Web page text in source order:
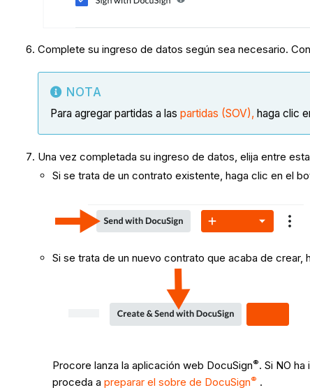
Complete su ingreso de datos según sea necesario.
NOTA
Para agregar partidas a laspartidas (SOV), haga clic
Una vez completada su ingreso de datos, elija entre
Si se trata de un contrato existente, haga clic en el
Si se trata de un nuevo contrato que acaba de crear,
Procore lanza la aplicación web DocuSign®. Si NO
proceda apreparar el sobre de DocuSign® .